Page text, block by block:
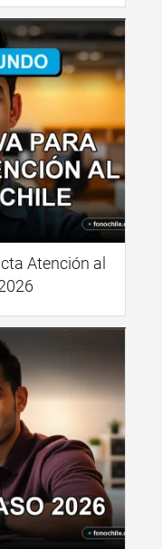
Atención al